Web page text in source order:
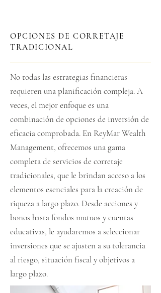
OPCIONES DE CORRETAJE
TRADICIONAL
No todas las estrategias financieras
requieren una planificación compleja. A
veces, el mejor enfoque es una
combinación de opciones de inversión de
eficacia comprobada. En ReyMar Wealth
Management, ofrecemos una gama
completa de servicios de corretaje
tradicionales, que le brindan acceso a los
elementos esenciales para la creación de
riqueza a largo plazo. Desde acciones y
bonos hasta fondos mutuos y cuentas
educativas, le ayudaremos a seleccionar
inversiones que se ajusten a su tolerancia
al riesgo, situación fiscal y objetivos a
largo plazo.